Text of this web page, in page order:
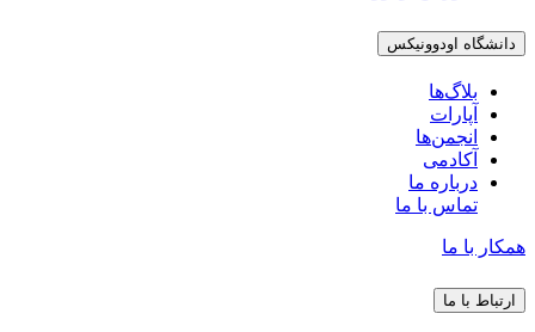
دانشگاه اودوونیکس
بلاگ‌ها
آپارات
انجمن‌ها
آکادمی
درباره ما
تماس با ما
همکار با ما
ارتباط با ما